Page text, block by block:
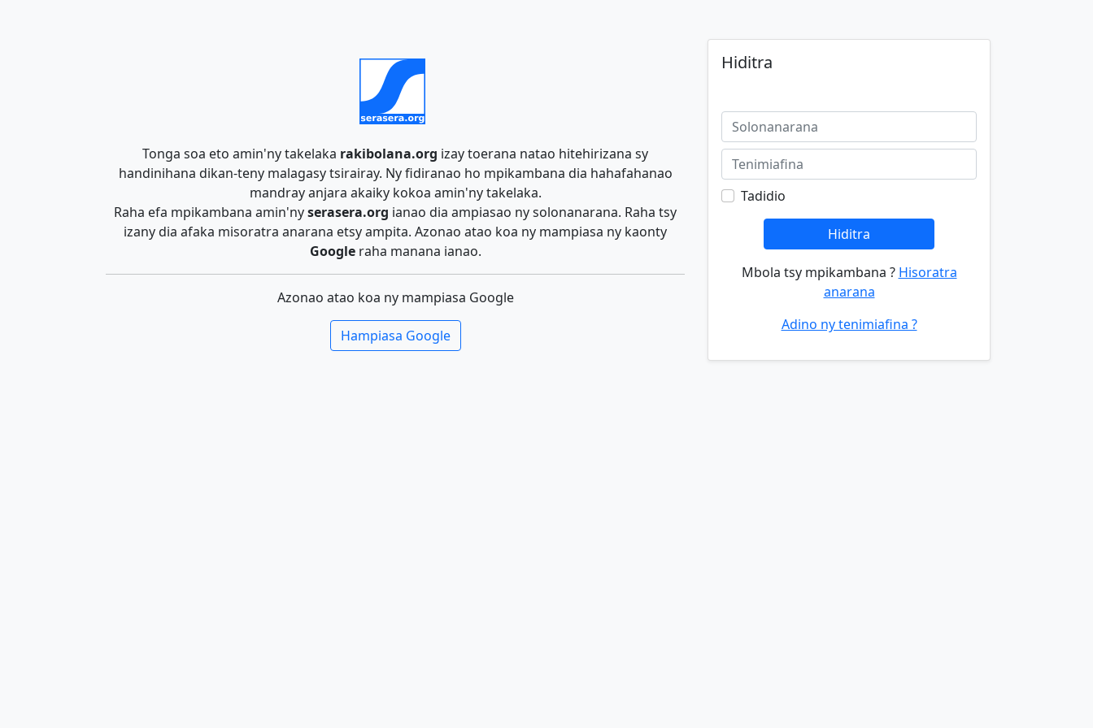
Tonga soa eto amin'ny takelaka rakibolana.org izay toerana natao hitehirizana sy
handinihana dikan-teny malagasy tsirairay. Ny fidiranao ho mpikambana dia hahafahanao
mandray anjara akaiky kokoa amin'ny takelaka.
Raha efa mpikambana amin'nyserasera.org ianao dia ampiasao ny solonanarana. Raha tsy
izany dia afaka misoratra anarana etsy ampita. Azonao atao koa ny mampiasa ny kaonty
Googleraha manana ianao.
Azonao atao koa ny mampiasa Google
Hampiasa Google
Hiditra
Tadidio
Hiditra
Mbola tsy mpikambana ? Hisoratra
anarana
Adino ny tenimiafina ?